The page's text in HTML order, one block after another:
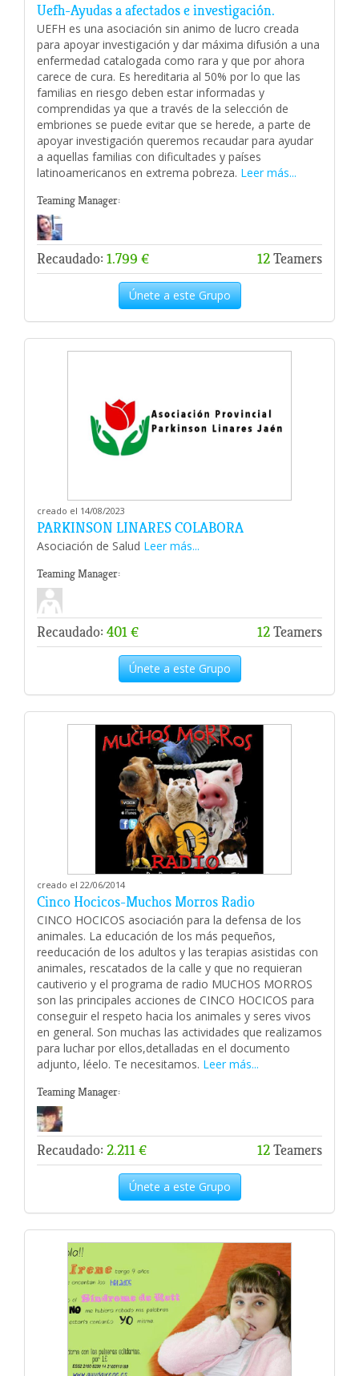
Uefh-Ayudas a afectados e investigación.
UEFH es una asociación sin animo de lucro creada
para apoyar investigación y dar máxima difusión a una
enfermedad catalogada como rara y que por ahora
carece de cura. Es hereditaria al 50% por lo que las
familias en riesgo deben estar informadas y
comprendidas ya que a través de la selección de
embriones se puede evitar que se herede, a parte de
apoyar investigación queremos recaudar para ayudar
a aquellas familias con dificultades y países
latinoamericanos en extrema pobreza. Leer más...
Teaming Manager:
Recaudado: 1.799 € 12Teamers
Únete a este Grupo
creado el 14/08/2023
PARKINSON LINARES COLABORA
Asociación de Salud Leer más...
Teaming Manager:
Recaudado: 401 € 12Teamers
Únete a este Grupo
creado el 22/06/2014
Cinco Hocicos-Muchos Morros Radio
CINCO HOCICOS asociación para la defensa de los
animales. La educación de los más pequeños,
reeducación de los adultos y las terapias asistidas con
animales, rescatados de la calle y que no requieran
cautiverio y el programa de radio MUCHOS MORROS
son las principales acciones de CINCO HOCICOS para
conseguir el respeto hacia los animales y seres vivos
en general. Son muchas las actividades que realizamos
para luchar por ellos,detalladas en el documento
adjunto, léelo. Te necesitamos. Leer más...
Teaming Manager:
Recaudado: 2.211 € 12Teamers
Únete a este Grupo